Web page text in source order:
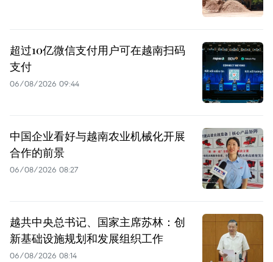
超过10亿微信支付用户可在越南扫码
支付
06/08/2026 09:44
中国企业看好与越南农业机械化开展
合作的前景
06/08/2026 08:27
越共中央总书记、国家主席苏林：创
新基础设施规划和发展组织工作
06/08/2026 08:14